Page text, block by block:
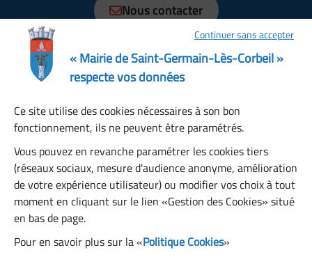
Nous contacter
Lundi, Mardi, Jeudi, Vendredi : 08:30 à 12:15, 13:30 à
17:30
Samedi : 08:30 à 12:00
Dimanche : fermé
Restons connectés
S’abonner à la newsletter
FacebookInstagram
YouTubeLinkedIn
Continuer sans accepter
« Mairie de Saint-Germain-Lès-Corbeil »
respecte vos données
Ce site utilise des cookies nécessaires à son bon
fonctionnement, ils ne peuvent être paramétrés.
Vous pouvez en revanche paramétrer les cookies tiers
(réseaux sociaux, mesure d'audience anonyme, amélioration
de votre expérience utilisateur) ou modifier vos choix à tout
moment en cliquant sur le lien «Gestion des Cookies» situé
en bas de page.
Pour en savoir plus sur la «Politique Cookies»